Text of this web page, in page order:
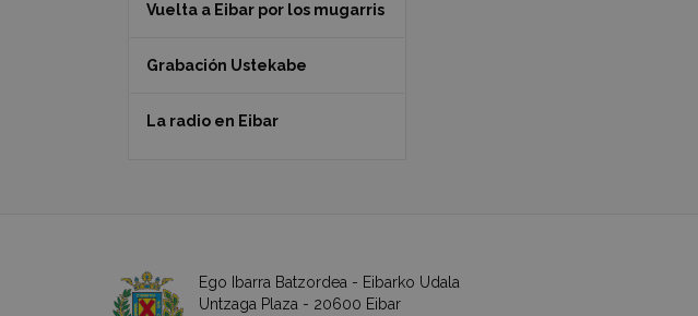
Vuelta a Eibar por los mugarris
Grabación Ustekabe
La radio en Eibar
Ego Ibarra Batzordea - Eibarko Udala
Untzaga Plaza - 20600 Eibar